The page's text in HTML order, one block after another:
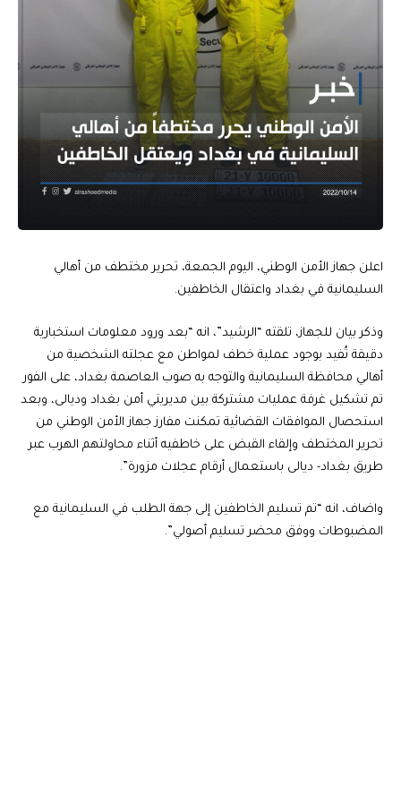
اعلن جهاز الأمن الوطني، اليوم الجمعة، تحرير مختطف من أهالي
السليمانية في بغداد واعتقال الخاطفين.
وذكر بيان للجهاز، تلقته “الرشيد”، انه “بعد ورود معلومات استخبارية
دقيقة تُفيد بوجود عملية خطف لمواطن مع عجلته الشخصية من
أهالي محافظة السليمانية والتوجه به صوب العاصمة بغداد، على الفور
تم تشكيل غرفة عمليات مشتركة بين مديريتي أمن بغداد وديالى، وبعد
استحصال الموافقات القضائية تمكنت مفارز جهاز الأمن الوطني من
تحرير المختطف وإلقاء القبض على خاطفيه أثناء محاولتهم الهرب عبر
طريق بغداد- ديالى باستعمال أرقام عجلات مزورة”.
واضاف، انه “تم تسليم الخاطفين إلى جهة الطلب في السليمانية مع
المضبوطات ووفق محضر تسليم أصولي”.